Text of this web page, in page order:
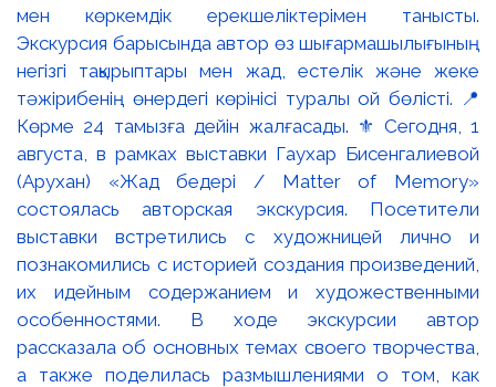
мен көркемдік ерекшеліктерімен танысты.
Экскурсия барысында автор өз шығармашылығының
негізгі тақырыптары мен жад, естелік және жеке
тәжірибенің өнердегі көрінісі туралы ой бөлісті. 📍
Көрме 24 тамызға дейін жалғасады. ⚜️ Сегодня, 1
августа, в рамках выставки Гаухар Бисенгалиевой
(Арухан) «Жад бедері / Matter of Memory»
состоялась авторская экскурсия. Посетители
выставки встретились с художницей лично и
познакомились с историей создания произведений,
их идейным содержанием и художественными
особенностями. В ходе экскурсии автор
рассказала об основных темах своего творчества,
а также поделилась размышлениями о том, как